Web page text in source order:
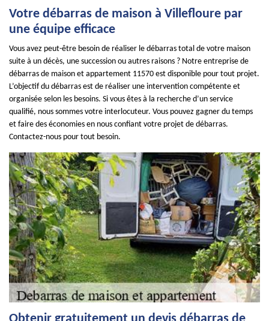
Votre débarras de maison à Villefloure par
une équipe efficace
Vous avez peut-être besoin de réaliser le débarras total de votre maison
suite à un décès, une succession ou autres raisons ? Notre entreprise de
débarras de maison et appartement 11570 est disponible pour tout projet.
L’objectif du débarras est de réaliser une intervention compétente et
organisée selon les besoins. Si vous êtes à la recherche d’un service
qualifié, nous sommes votre interlocuteur. Vous pouvez gagner du temps
et faire des économies en nous confiant votre projet de débarras.
Contactez-nous pour tout besoin.